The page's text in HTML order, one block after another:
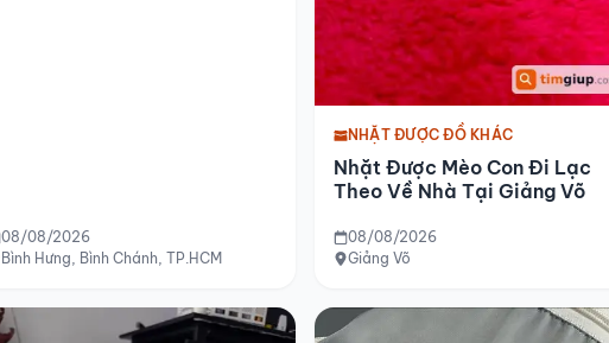
08/08/2026
Bình Hưng, Bình Chánh, TP.HCM
NHẶT ĐƯỢC ĐỒ KHÁC
Nhặt Được Mèo Con Đi Lạc
Theo Về Nhà Tại Giảng Võ
08/08/2026
Giảng Võ